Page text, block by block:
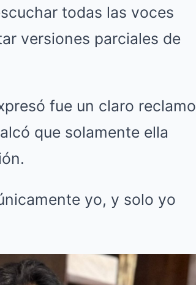
todas las voces
versiones parciales de
fue un claro reclamo
que solamente ella
yo, y solo yo